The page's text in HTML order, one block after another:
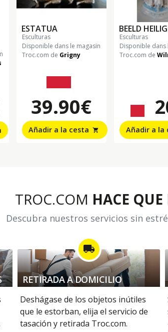
ESTATUA
esculturas
Disponible dans le magasin
Troc.com de Grigny
39.90€
Añadir a la cesta shopping_cart
BEELD
esculturas
Disponible dans
Troc.com de
Añadir a la
TROC.COM HACE
Descubra nuestros servicios sin
local_shipping
RETIRADA A DOMICILIO
Deshágase de los objetos inútiles
que le estorban, elija el servicio de
tasación y retirada Troc.com.